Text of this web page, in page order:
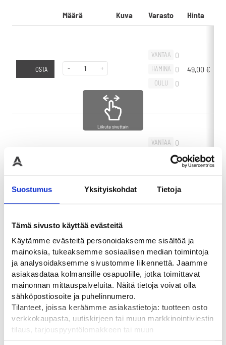
Suostumus Yksityiskohdat Tietoja
Tämä sivusto käyttää evästeitä
Käytämme evästeitä personoidaksemme sisältöä ja
mainoksia, tukeaksemme sosiaalisen median toimintoja
ja analysoidaksemme sivustomme liikennettä. Jaamme
asiakasdataa kolmansille osapuolille, jotka toimittavat
mainonnan mittauspalveluita. Näitä tietoja voivat olla
sähköpostiosoite ja puhelinnumero.
Tilanteet, joissa keräämme asiakastietoja: tuotteen osto
verkkokaupasta, uutiskirjeen tai muun markkinointiviestin
tilaus, tarjouspyyntölomakkeen tai muun
yhteydenottolomakkeen lähettäminen, käyttäjätilin
Määrä Kuva Varasto Hinta
OSTA - +
VANTAA 0
HAMINA 0
OULU 0
49,00 €
VANTAA 0
HAMINA 0 60,00€
Liikuta sivuttain
Tutustu myös